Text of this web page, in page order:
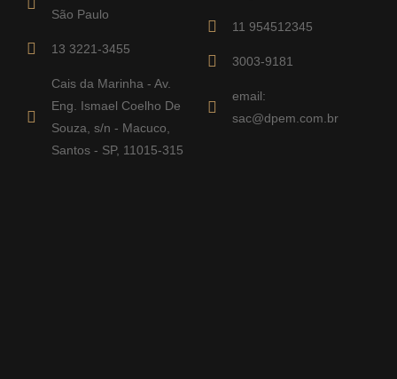
São Paulo
13 3221-3455
Cais da Marinha - Av.
Eng. Ismael Coelho De
Souza, s/n - Macuco,
Santos - SP, 11015-315
11 954512345
3003-9181
email:
sac@dpem.com.br